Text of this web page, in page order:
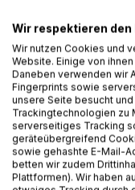
Athleten an ein
Literatur über
Nachhinein aber nur
Befragung' unter
durchgeführt.
Obwohl über
existiert, waren die
der Fragestellung
darauf hingewiesen,
an Olympische
Vollständigkeit und
Wir respektieren
Wir nutzen Cookies und
Website. Einige von
Daneben verwenden wir
Fingerprints sowie
unsere Seite besucht
Trackingtechnologien zu
serverseitiges Tracking
geräteübergreifend
sowie gehashte E-Mail-
betten wir zudem
Plattformen). Wir haben